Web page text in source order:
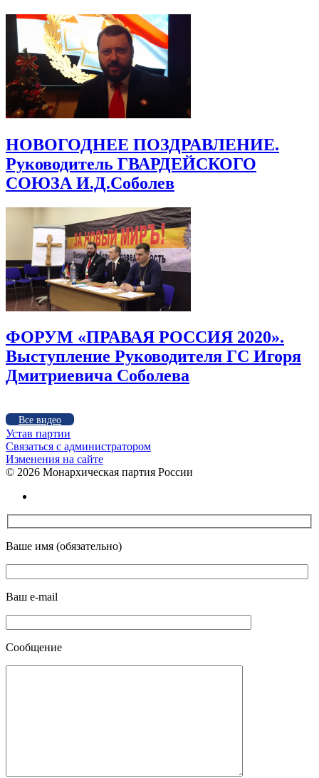
НОВОГОДНЕЕ ПОЗДРАВЛЕНИЕ.
Руководитель ГВАРДЕЙСКОГО
СОЮЗА И.Д.Соболев
ФОРУМ «ПРАВАЯ РОССИЯ 2020».
Выступление Руководителя ГС Игоря
Дмитриевича Соболева
Все видео
Устав партии
Связаться с администратором
Изменения на сайте
© 2026 Монархическая партия России
Ваше имя (обязательно)
Ваш e-mail
Сообщение